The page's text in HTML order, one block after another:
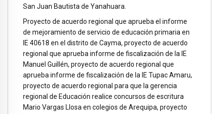
San Juan Bautista de Yanahuara.
Proyecto de acuerdo regional que aprueba el informe
de mejoramiento de servicio de educación primaria en
IE 40618 en el distrito de Cayma, proyecto de acuerdo
regional que aprueba informe de fiscalización de la IE
Manuel Guillén, proyecto de acuerdo regional que
aprueba informe de fiscalización de la IE Tupac Amaru,
proyecto de acuerdo regional para que la gerencia
regional de Educación realice concursos de escritura
Mario Vargas Llosa en colegios de Arequipa, proyecto